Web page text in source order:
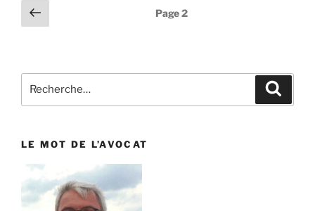
Pagination
desprécédente
Page2
Recherche
LE MOT DE L’AVOCAT